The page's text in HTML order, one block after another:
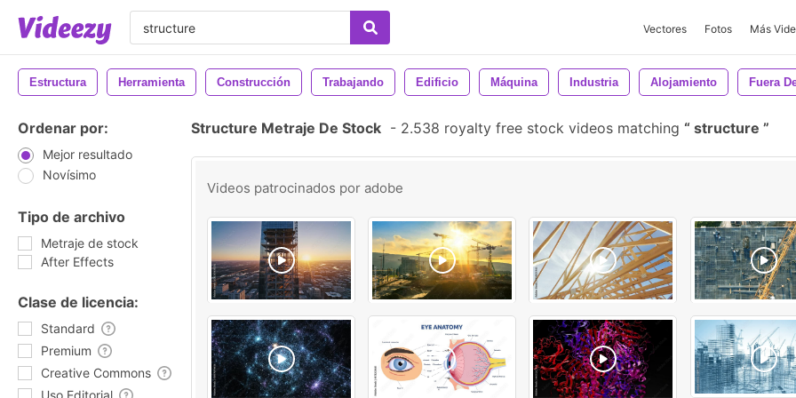
Vectores Fotos Más
Estructura Herramienta Construcción Trabajando Edificio Máquina Industria Alojamiento Fuera
Ordenar por:
Mejor resultado
Novísimo
Tipo de archivo
Metraje de stock
After Effects
Clase de licencia:
Standard
Premium
Creative Commons
Uso Editorial
Structure Metraje De Stock - 2.538 royalty free stock videos matching structure
Videos patrocinados por adobe